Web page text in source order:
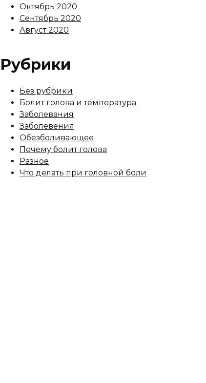
Октябрь 2020
Сентябрь 2020
Август 2020
Рубрики
Без рубрики
Болит голова и температура
Заболевания
Заболевения
Обезболивающее
Почему болит голова
Разное
Что делать при головной боли